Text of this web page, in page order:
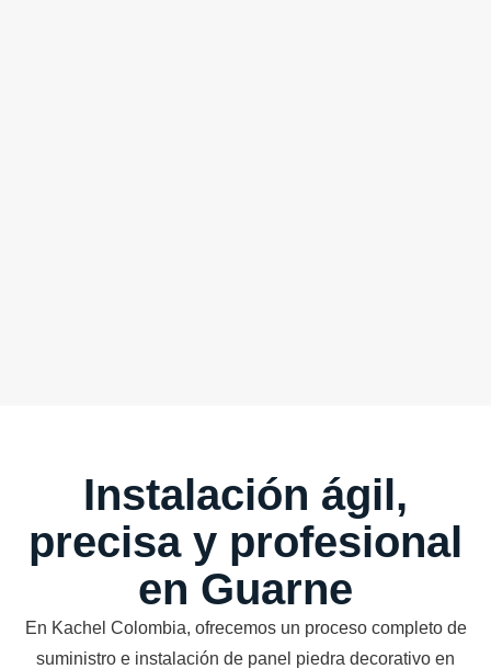
Instalación ágil,
precisa y profesional
en Guarne
En Kachel Colombia, ofrecemos un proceso completo de
suministro e instalación de panel piedra decorativo en